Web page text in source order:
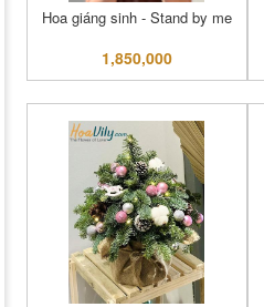
Hoa giáng sinh - Stand by me
1,850,000